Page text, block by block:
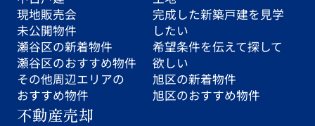
現地販売会
未公開物件
瀬谷区の新着物件
瀬谷区のおすすめ物件
その他周辺エリアの
おすすめ物件
完成した新築戸建を見学
したい
希望条件を伝えて探して
欲しい
旭区の新着物件
旭区のおすすめ物件
不動産売却